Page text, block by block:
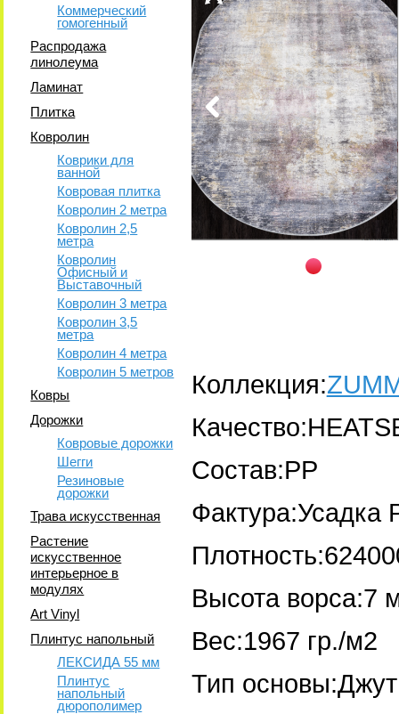
Коммерческий
гомогенный
Распродажа
линолеума
Ламинат
Плитка
Ковролин
Коврики для
ванной
Ковровая плитка
Ковролин 2 метра
Ковролин 2,5
метра
Ковролин
Офисный и
Выставочный
Ковролин 3 метра
Ковролин 3,5
метра
Ковролин 4 метра
Ковролин 5 метров
Ковры
Дорожки
Ковровые дорожки
Шегги
Резиновые
дорожки
Трава искусственная
Растение
искусственное
интерьерное в
модулях
Art Vinyl
Плинтус напольный
ЛЕКСИДА 55 мм
Плинтус
напольный
дюрополимер
Коллекция:
Состав:PP
Фактура:Усадка
Высота ворса:7
Вес:1967 гр./м2
Тип основы:Джут